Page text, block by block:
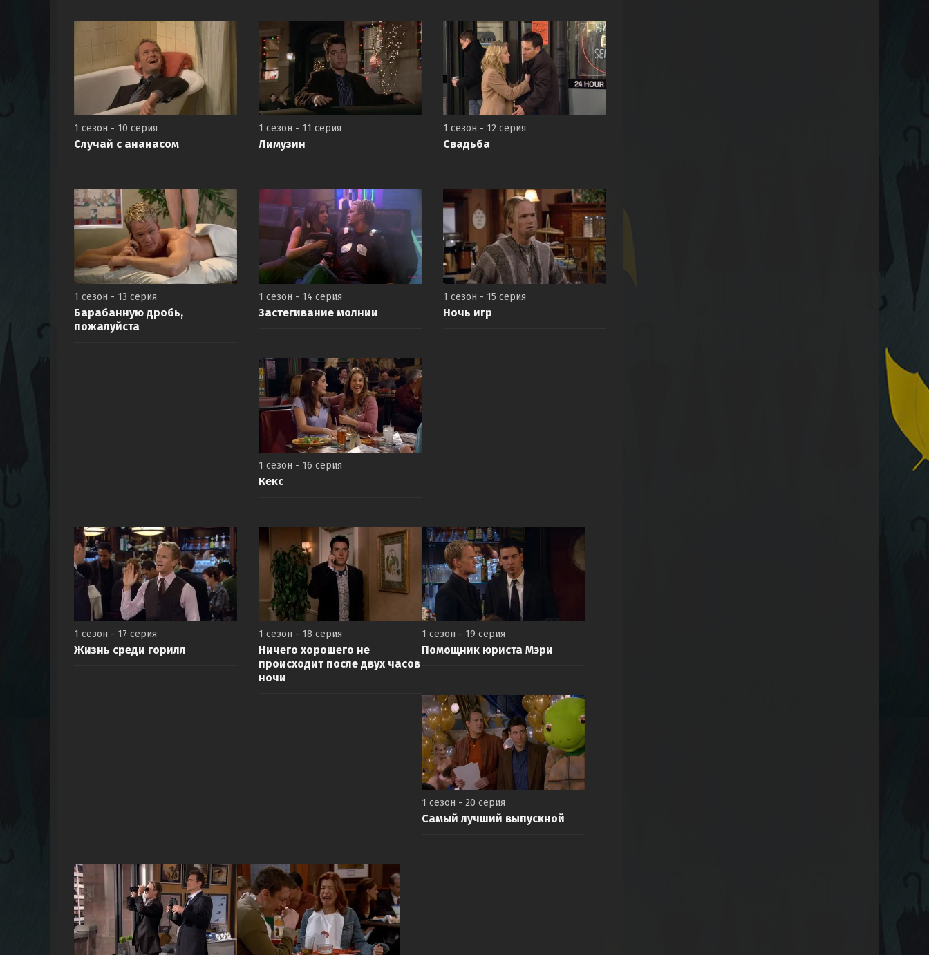
1 сезон - 10 серия
Случай с ананасом
1 сезон - 11 серия
Лимузин
1 сезон - 12 серия
Свадьба
1 сезон - 13 серия
Барабанную дробь,
пожалуйста
1 сезон - 14 серия
Застегивание молнии
1 сезон - 15 серия
Ночь игр
1 сезон - 16 серия
Кекс
1 сезон - 17 серия
Жизнь среди горилл
1 сезон - 18 серия
Ничего хорошего не
происходит после двух часов
ночи
1 сезон - 19 серия
Помощник юриста Мэри
1 сезон - 20 серия
Самый лучший выпускной